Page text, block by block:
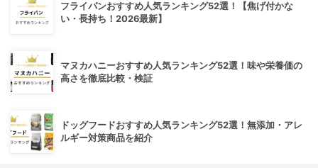
フライパンおすすめ人気ランキング52選！【焦げ付かな
い・長持ち！2026最新】
マヌカハニーおすすめ人気ランキング52選！味や栄養価の
高さを徹底比較・検証
ドッグフードおすすめ人気ランキング52選！無添加・アレ
ルギー対策商品を紹介